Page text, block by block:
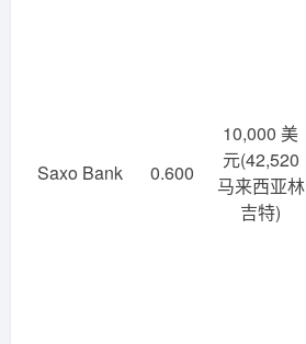
Saxo Bank 0.600
10,000 美
元(42,520
马来西亚林
吉特)